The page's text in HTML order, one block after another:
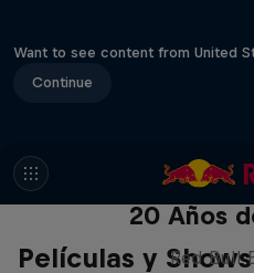
Want to see content from United
Continue
Películas y Shows
Red Bull Batalla
20 Años
Red Bull